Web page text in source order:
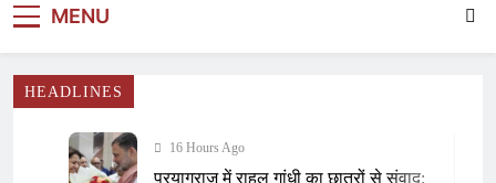
NEWS
MENU
HEADLINES
16 Hours Ago
प्रयागराज में राहुल गांधी का छात्रों से संवाद: